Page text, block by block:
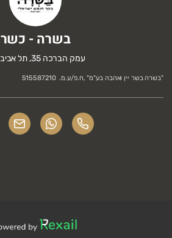
בשרה - כשר
עמק הברכה 35, תל אביב -יפו
"בשרה בשר יין ואהבה בע"מ" ,ח.פ/ע.מ. 515587210